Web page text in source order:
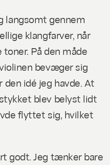
langsomt gennem
klangfarver, når
På den måde
bevæger sig
den idé jeg havde. At
blev belyst lidt
flyttet sig, hvilket
godt. Jeg tænker bare